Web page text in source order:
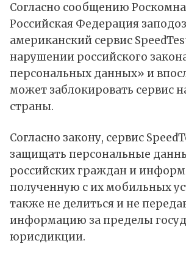
Согласно сообщению
Российская Федерация
американский сервис
нарушении российского
персональных данных» и
может заблокировать сервис
страны.
Согласно закону, сервис
защищать персональные
российских граждан и
полученную с их мобильных
также не делиться и не
информацию за пределы
юрисдикции.